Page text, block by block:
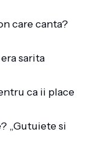
care canta?
sarita
ca ii place
„Gutuiete si